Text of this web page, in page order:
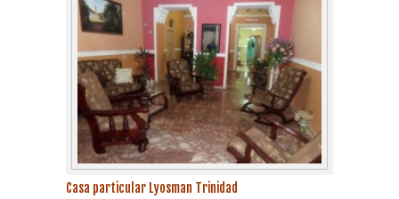
Casa particular Lyosman Trinidad